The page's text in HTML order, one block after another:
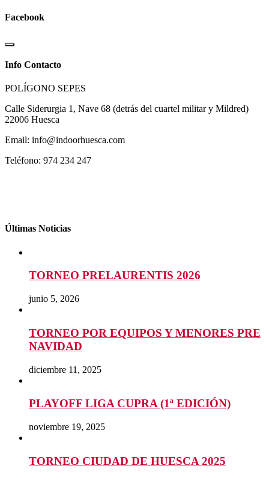
Facebook
Info Contacto
POLÍGONO SEPES
Calle Siderurgia 1, Nave 68 (detrás del cuartel militar y Mildred)
22006 Huesca
Email: info@indoorhuesca.com
Teléfono: 974 234 247
Últimas Noticias
TORNEO PRELAURENTIS 2026
junio 5, 2026
TORNEO POR EQUIPOS Y MENORES PRE
NAVIDAD
diciembre 11, 2025
PLAYOFF LIGA CUPRA (1ª EDICIÓN)
noviembre 19, 2025
TORNEO CIUDAD DE HUESCA 2025